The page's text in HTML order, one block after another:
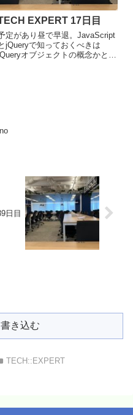
EXPERT 17日目
定があり昼で早退。JavaScript
jQueryで知っておくべきは
オブジェクトの概念かと。
日目
き込む
TECH::EXPERT